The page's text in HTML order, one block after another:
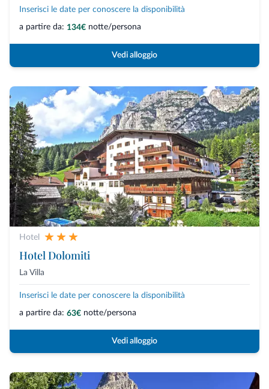
Inserisci le date per conoscere la disponibilità
a partire da: 134€ notte/persona
Vedi alloggio
Hotel
Hotel Dolomiti
La Villa
Inserisci le date per conoscere la disponibilità
a partire da: 63€ notte/persona
Vedi alloggio